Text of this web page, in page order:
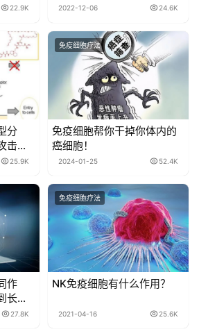
22.9K 2022-12-06 24.6K
分
击免
25.9K
免疫细胞疗法
免疫细胞帮你干掉你体内的
癌细胞！
2024-01-25 52.4K
作
长效
27.8K
免疫细胞疗法
NK免疫细胞有什么作用？
2021-04-16 25.6K